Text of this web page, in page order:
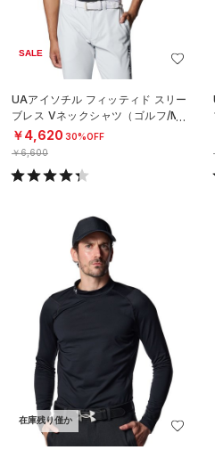
SALE
UAアイソチル フィッティド スリー
ブレス Vネックシャツ（ゴルフ/ME
N）
￥4,620 30%OFF
￥6,600
在庫残り僅か